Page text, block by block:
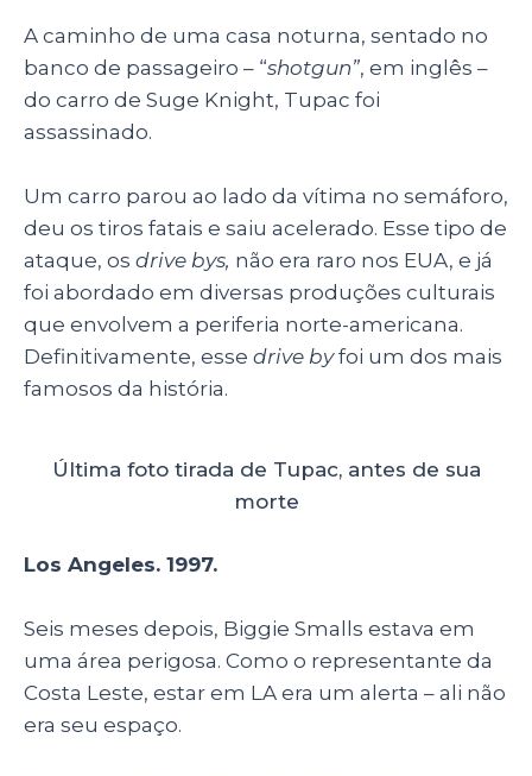
A caminho de uma casa noturna, sentado no
banco de passageiro – “shotgun”, em inglês –
do carro de Suge Knight, Tupac foi
assassinado.
Um carro parou ao lado da vítima no semáforo,
deu os tiros fatais e saiu acelerado. Esse tipo de
ataque, os drive bys, não era raro nos EUA, e já
foi abordado em diversas produções culturais
que envolvem a periferia norte-americana.
Definitivamente, esse drive byfoi um dos mais
famosos da história.
Última foto tirada de Tupac, antes de sua
morte
Los Angeles. 1997.
Seis meses depois, Biggie Smalls estava em
uma área perigosa. Como o representante da
Costa Leste, estar em LA era um alerta – ali não
era seu espaço.